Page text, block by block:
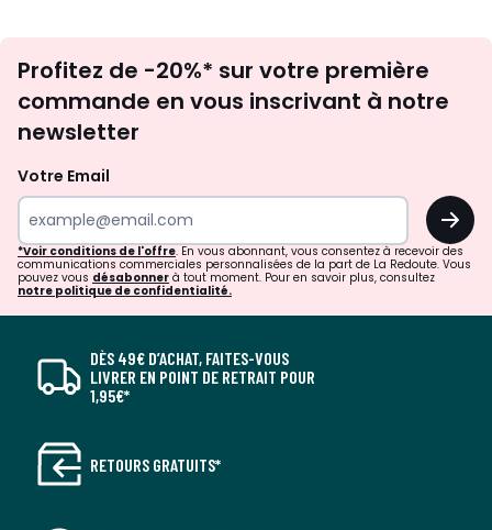
newsletter
Profitez de -20%* sur votre première
commande en vous inscrivant à notre
newsletter
Votre Email
OK
*Voir conditions de l'offre. En vous abonnant, vous consentez à recevoir des
communications commerciales personnalisées de la part de La Redoute. Vous
pouvez vous désabonner à tout moment. Pour en savoir plus, consultez
notre politique de confidentialité.
DÈS 49€ D’ACHAT, FAITES-VOUS
LIVRER EN POINT DE RETRAIT POUR
1,95€*
RETOURS GRATUITS*